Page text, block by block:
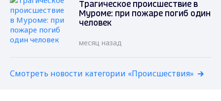
Трагическое происшествие в
Муроме: при пожаре погиб один
человек
месяц назад
Смотреть новости категории «Происшествия»